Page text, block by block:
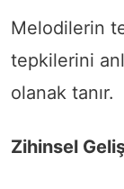
Melodilerin
tepkilerini
olanak tanır.
Zihinsel